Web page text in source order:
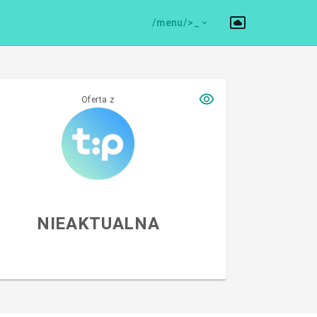
/menu/>
Oferta z
NIEAKTUALNA